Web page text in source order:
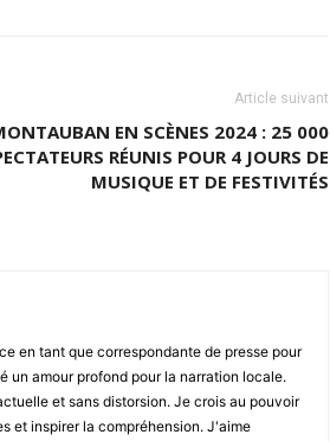
Article suivant
EN SCÈNES 2024 : 25 000
RÉUNIS POUR 4 JOURS DE
MUSIQUE ET DE FESTIVITÉS
en tant que correspondante de presse pour
un amour profond pour la narration locale.
et sans distorsion. Je crois au pouvoir
et inspirer la compréhension. J'aime